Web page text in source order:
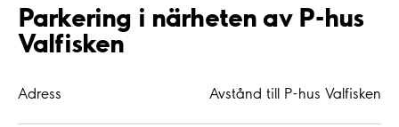
Parkering i närheten av P-hus
Valfisken
Adress Avstånd till P-hus Valfisken